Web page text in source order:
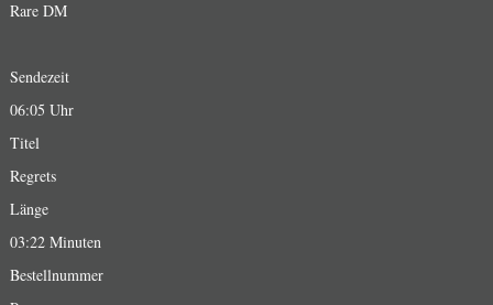
Rare DM
Sendezeit
06:05 Uhr
Titel
Regrets
Länge
03:22 Minuten
Bestellnummer